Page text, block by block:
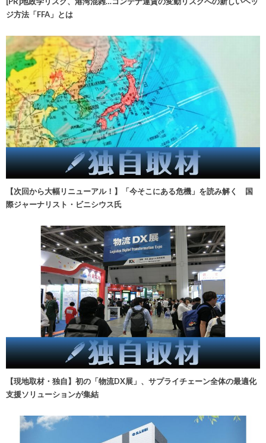
ジ方法「FFA」とは
【次回から大幅リニューアル！】「今そこにある危機」を読み解く 国
際ジャーナリスト・ビニシウス氏
【現地取材・独自】初の「物流DX展」、サプライチェーン全体の最適化
支援ソリューションが集結